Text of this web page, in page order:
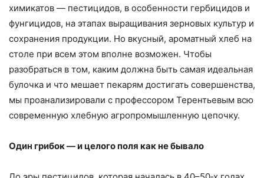
химикатов — пестицидов, в особенности гербицидов и
фунгицидов, на этапах выращивания зерновых культур и
сохранения продукции. Но вкусный, ароматный хлеб на
столе при всем этом вполне возможен. Чтобы
разобраться в том, каким должна быть самая идеальная
булочка и что мешает пекарям достигать совершенства,
мы проанализировали с профессором Терентьевым всю
современную хлебную агропромышленную цепочку.
Один грибок — и целого поля как не бывало